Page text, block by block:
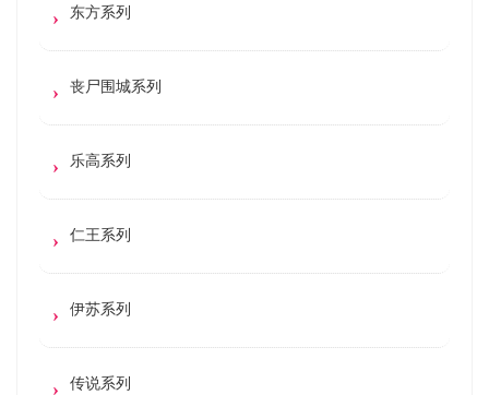
东方系列
丧尸围城系列
乐高系列
仁王系列
伊苏系列
传说系列